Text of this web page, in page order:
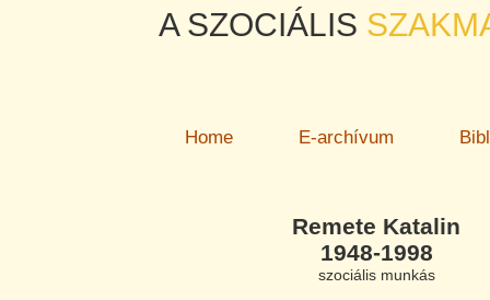
A SZOCIÁLIS
Home E-archívum
Remete Katalin
1948-1998
szociális munkás